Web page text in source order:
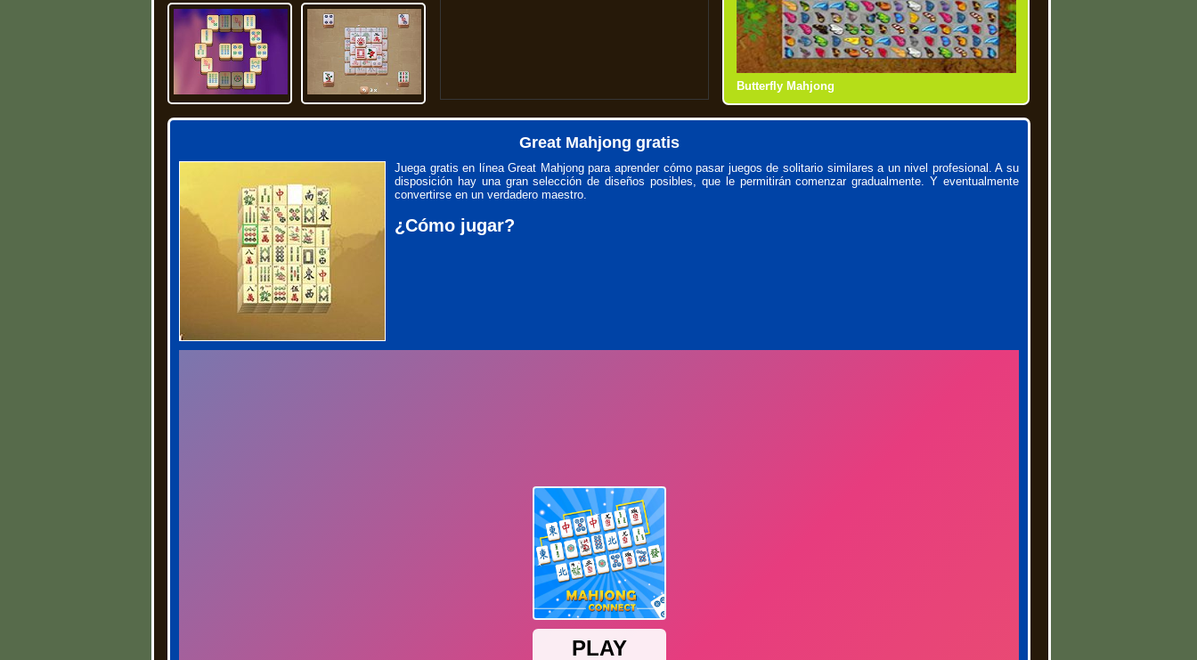
Butterfly Mahjong
Shanghai Dynasty
Mahjong Connect
Mahjong Tiles
Great Mahjong gratis
Juega gratis en línea Great Mahjong para aprender cómo pasar juegos de solitario similares a un nivel profesional. A su
disposición hay una gran selección de diseños posibles, que le permitirán comenzar gradualmente. Y eventualmente
convertirse en un verdadero maestro.
¿Cómo jugar?